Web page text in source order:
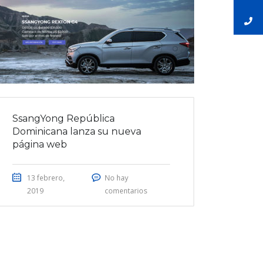
SsangYong República
Dominicana lanza su nueva
página web
13 febrero,
2019
No hay
comentarios